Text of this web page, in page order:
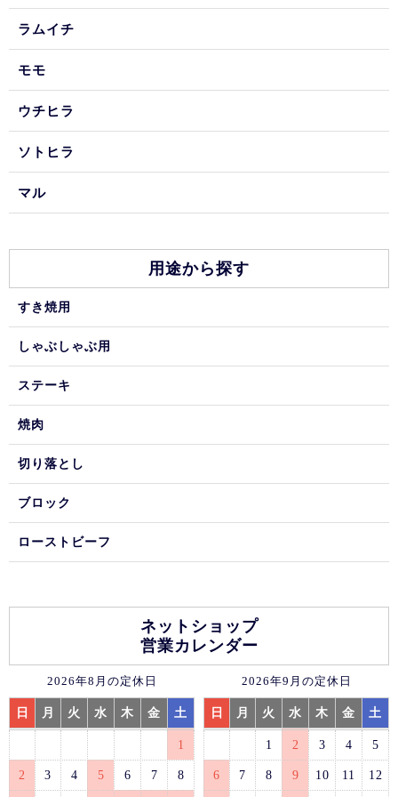
ラムイチ
モモ
ウチヒラ
ソトヒラ
マル
用途から探す
すき焼用
しゃぶしゃぶ用
ステーキ
焼肉
切り落とし
ブロック
ローストビーフ
ネットショップ
営業カレンダー
2026年8月の定休日
日 月 火 水 木 金 土
1
2 3 4 5 6 7 8
2026年9月の定休日
日 月 火 水 木 金 土
1 2 3 4 5
6 7 8 9 10 11 12